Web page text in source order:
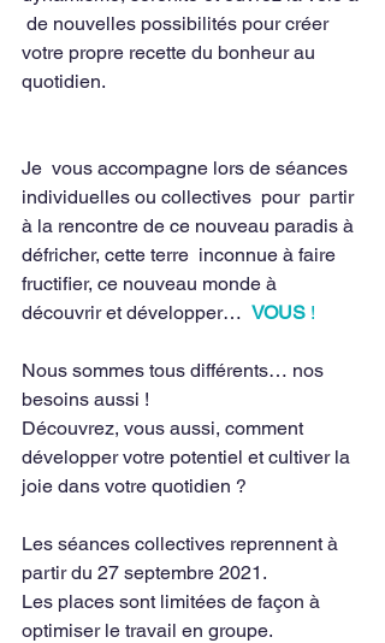
de nouvelles possibilités pour créer
votre propre recette du bonheur au
quotidien.
Je  vous accompagne lors de séances
individuelles ou collectives  pour  partir
à la rencontre de ce nouveau paradis à
défricher, cette terre  inconnue à faire
fructifier, ce nouveau monde à
découvrir et développer… VOUS !
Nous sommes tous différents… nos
besoins aussi !
Découvrez, vous aussi, comment
développer votre potentiel et cultiver la
joie dans votre quotidien ?
Les séances collectives reprennent à
partir du 27 septembre 2021.
Les places sont limitées de façon à
optimiser le travail en groupe.